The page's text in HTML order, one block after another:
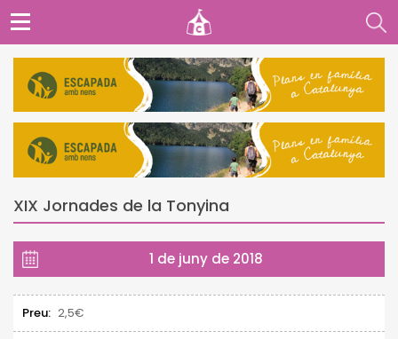
XIX Jornades de la Tonyina
1 de juny de 2018
Preu: 2,5€